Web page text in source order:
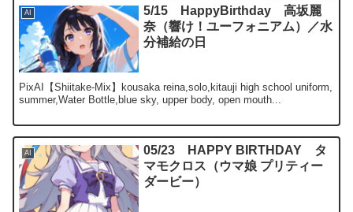
AI
5/15 HappyBirthday 高坂麗
奈（響け！ユーフォニアム）／水
分補給の日
PixAI【Shiitake-Mix】kousaka reina,solo,kitauji high school uniform,
summer,Water Bottle,blue sky, upper body, open mouth...
AI
05/23 HAPPY BIRTHDAY タ
マモクロス（ウマ娘 プリティー
ダービー）